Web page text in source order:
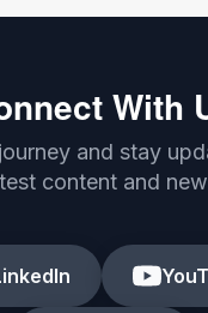
With
and stay
content and